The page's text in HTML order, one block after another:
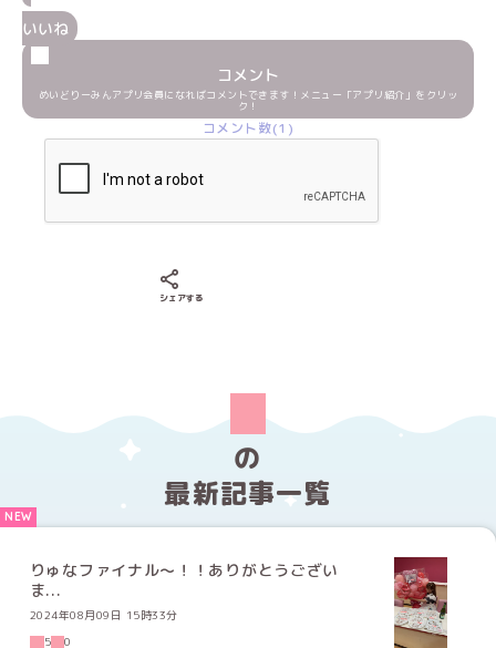
いいね
コメント
めいどりーみんアプリ会員になればコメントできます！メニュー「アプリ紹介」をクリッ
ク！
コメント数(1)
シェアする
の
最新記事一覧
りゅなファイナル〜！！ありがとうござい
ま...
2024年08月09日 15時33分
5
0